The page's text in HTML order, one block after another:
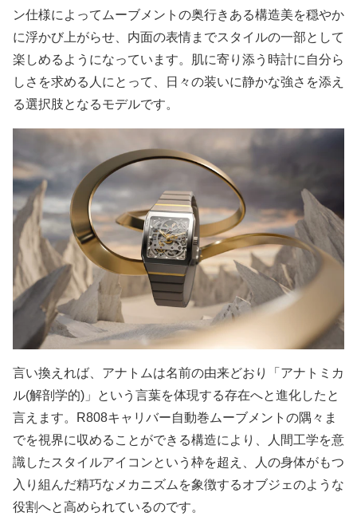
ン仕様によってムーブメントの奥行きある構造美を穏やか
に浮かび上がらせ、内面の表情までスタイルの一部として
楽しめるようになっています。肌に寄り添う時計に自分ら
しさを求める人にとって、日々の装いに静かな強さを添え
る選択肢となるモデルです。
言い換えれば、アナトムは名前の由来どおり「アナトミカ
ル(解剖学的)」という言葉を体現する存在へと進化したと
言えます。R808キャリバー自動巻ムーブメントの隅々ま
でを視界に収めることができる構造により、人間工学を意
識したスタイルアイコンという枠を超え、人の身体がもつ
入り組んだ精巧なメカニズムを象徴するオブジェのような
役割へと高められているのです。